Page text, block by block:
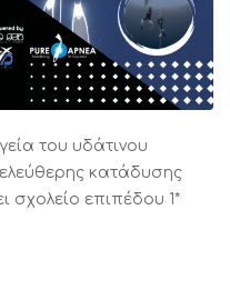
του υδάτινου
κατάδυσης
σχολείο επιπέδου 1*